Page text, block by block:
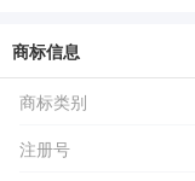
商标信息
商标类别
注册号